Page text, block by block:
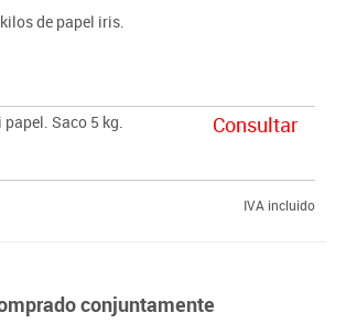
de papel iris.
Saco 5 kg.
Consultar
IVA incluido
conjuntamente